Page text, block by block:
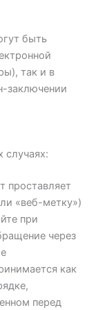
быть
так и в
заключении
случаях:
проставляет
«веб-метку»)
при
через
как
перед